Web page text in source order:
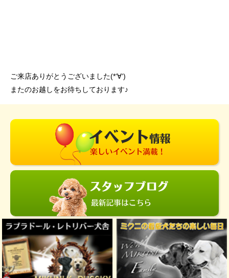
ご来店ありがとうございました(*‘∀‘)
またのお越しをお待ちしております♪